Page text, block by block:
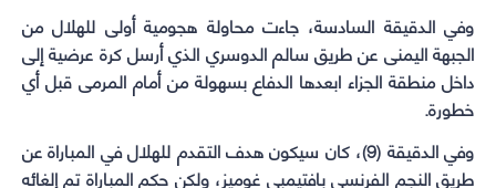
وفي الدقيقة السادسة، جاءت محاولة هجومية أولى للهلال من
الجبهة اليمنى عن طريق سالم الدوسري الذي أرسل كرة عرضية إلى
داخل منطقة الجزاء ابعدها الدفاع بسهولة من أمام المرمى قبل أي
خطورة.
وفي الدقيقة (9)، كان سيكون هدف التقدم للهلال في المباراة عن
طريق النجم الفرنسي بافتيمبي غوميز، ولكن حكم المباراة تم إلغائه